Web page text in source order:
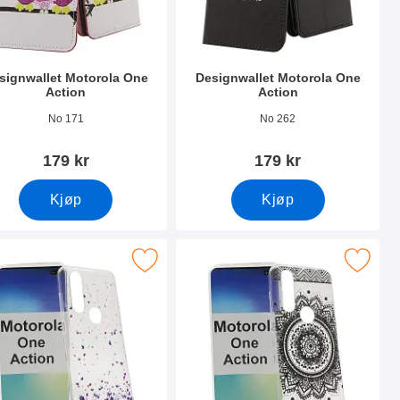
Motorola One
Action
36498
No 171
179 kr
Kjøp
Designwallet Motorola One
Action
Varenummer 36495
No 262
179 kr
Kjøp
som favoritt
Designdeksel Motorola One Action som favoritt
Merk tPU Designdeksel Motorola